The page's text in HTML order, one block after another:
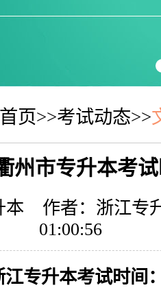
页>>考试动态>>
州市专升本考
本
作者：浙江专
01:00:56
江专升本考试时间